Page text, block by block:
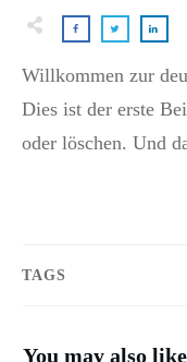
Willkommen zur
Dies ist der erste
oder löschen. Und
TAGS
You may also like